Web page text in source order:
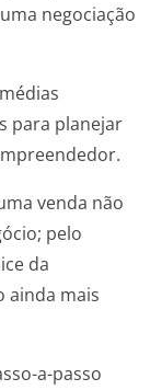
negociação
para planejar
venda não
pelo
da
ainda mais
a-passo